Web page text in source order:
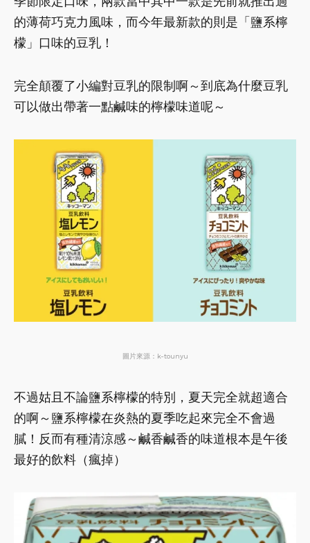
的薄荷巧克力風味，而今年最新款的則是「鹽系檸
檬」口味的豆乳！
完全顛覆了小編對豆乳的限制啊～到底為什麼豆乳
可以做出帶著一點鹹味的檸檬味道呢～
圖片來源：k-tounyu
不過姑且不論鹽系檸檬的特別，夏天完全就超適合
的啊～鹽系檸檬在炎熱的夏季吃起來完全不會過
膩！反而有種清涼感～鹹香鹹香的味道根本是午後
最好的飲料（瘋掉）